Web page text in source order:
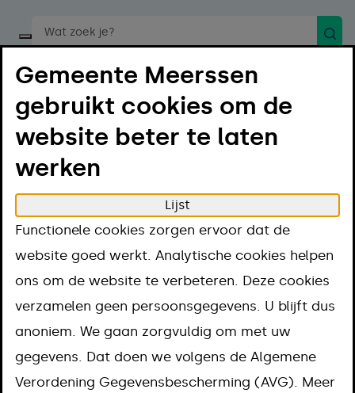
Start een spraakopdracht
Menu
Home Regelen Afval en milieu
Milieu
Grondwater of oppervlaktewater gebruiken
Grondwater of
oppervlaktewater
gebruiken
Gemeente Meerssen
gebruikt cookies om de
website beter te laten
werken
Lijst
Functionele cookies zorgen ervoor dat de
website goed werkt. Analytische cookies helpen
ons om de website te verbeteren. Deze cookies
verzamelen geen persoonsgegevens. U blijft dus
anoniem. We gaan zorgvuldig om met uw
gegevens. Dat doen we volgens de Algemene
Verordening Gegevensbescherming (AVG). Meer